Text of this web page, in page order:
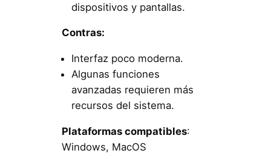
dispositivos y pantallas.
Contras:
Interfaz poco moderna.
Algunas funciones
avanzadas requieren más
recursos del sistema.
Plataformas compatibles:
Windows, MacOS